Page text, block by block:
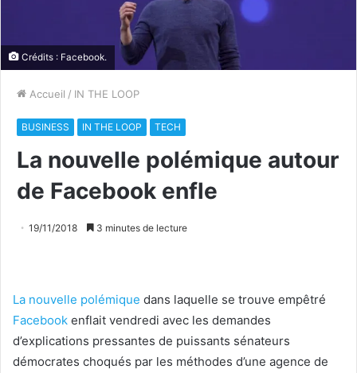
Crédits : Facebook.
Accueil / IN THE LOOP
BUSINESS IN THE LOOP TECH
La nouvelle polémique autour
de Facebook enfle
19/11/2018 3 minutes de lecture
La nouvelle polémique dans laquelle se trouve empêtré
Facebook enflait vendredi avec les demandes
d’explications pressantes de puissants sénateurs
démocrates choqués par les méthodes d’une agence de